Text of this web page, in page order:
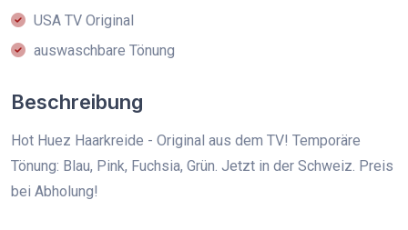
USA TV Original
auswaschbare Tönung
Beschreibung
Hot Huez Haarkreide - Original aus dem TV! Temporäre
Tönung: Blau, Pink, Fuchsia, Grün. Jetzt in der Schweiz. Preis
bei Abholung!